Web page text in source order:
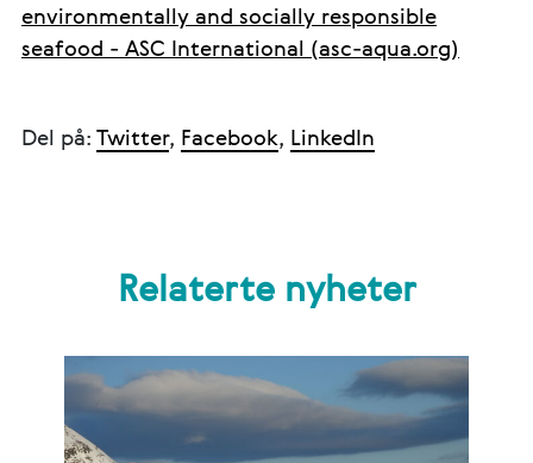
environmentally and socially responsible
seafood - ASC International (asc-aqua.org)
Del på: Twitter, Facebook, LinkedIn
Relaterte nyheter